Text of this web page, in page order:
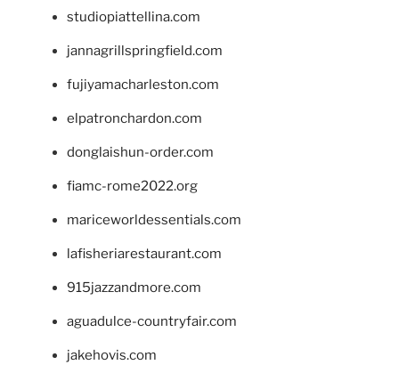
studiopiattellina.com
jannagrillspringfield.com
fujiyamacharleston.com
elpatronchardon.com
donglaishun-order.com
fiamc-rome2022.org
mariceworldessentials.com
lafisheriarestaurant.com
915jazzandmore.com
aguadulce-countryfair.com
jakehovis.com